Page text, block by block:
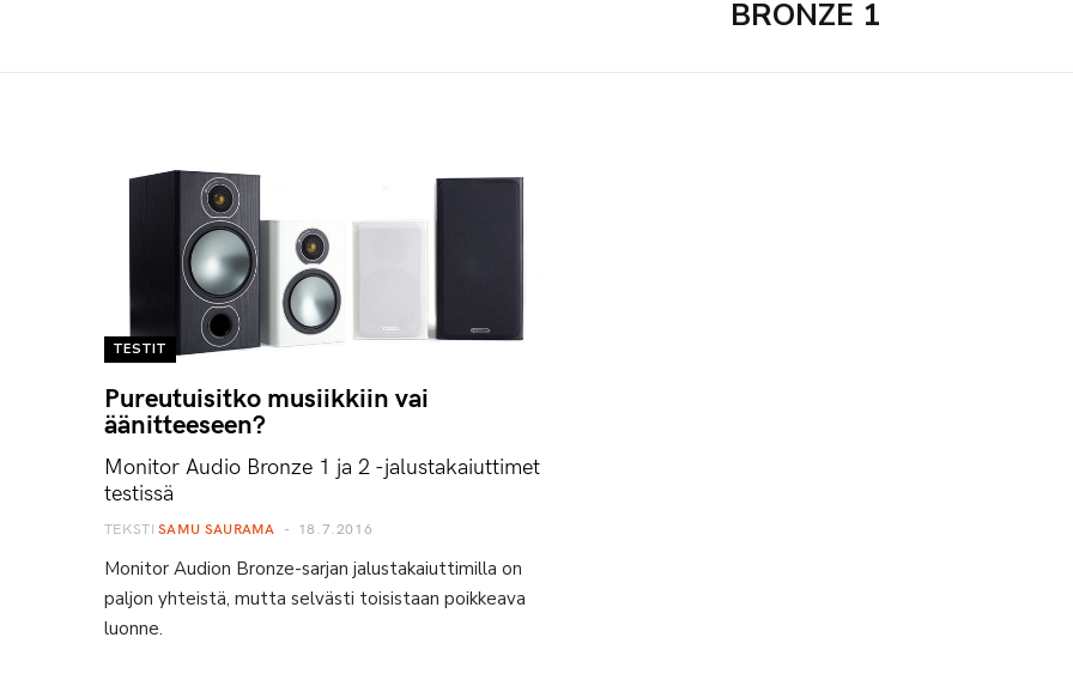
BRONZE 1
TESTIT
Pureutuisitko musiikkiin vai
äänitteeseen?
Monitor Audio Bronze 1 ja 2 -jalustakaiuttimet
testissä
TEKSTI SAMU SAURAMA 18.7.2016
Monitor Audion Bronze-sarjan jalustakaiuttimilla on
paljon yhteistä, mutta selvästi toisistaan poikkeava
luonne.